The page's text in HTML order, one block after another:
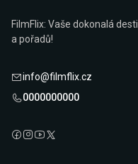
FilmFlix: Vaše dokonalá
a pořadů!
info@filmflix.cz
0000000000